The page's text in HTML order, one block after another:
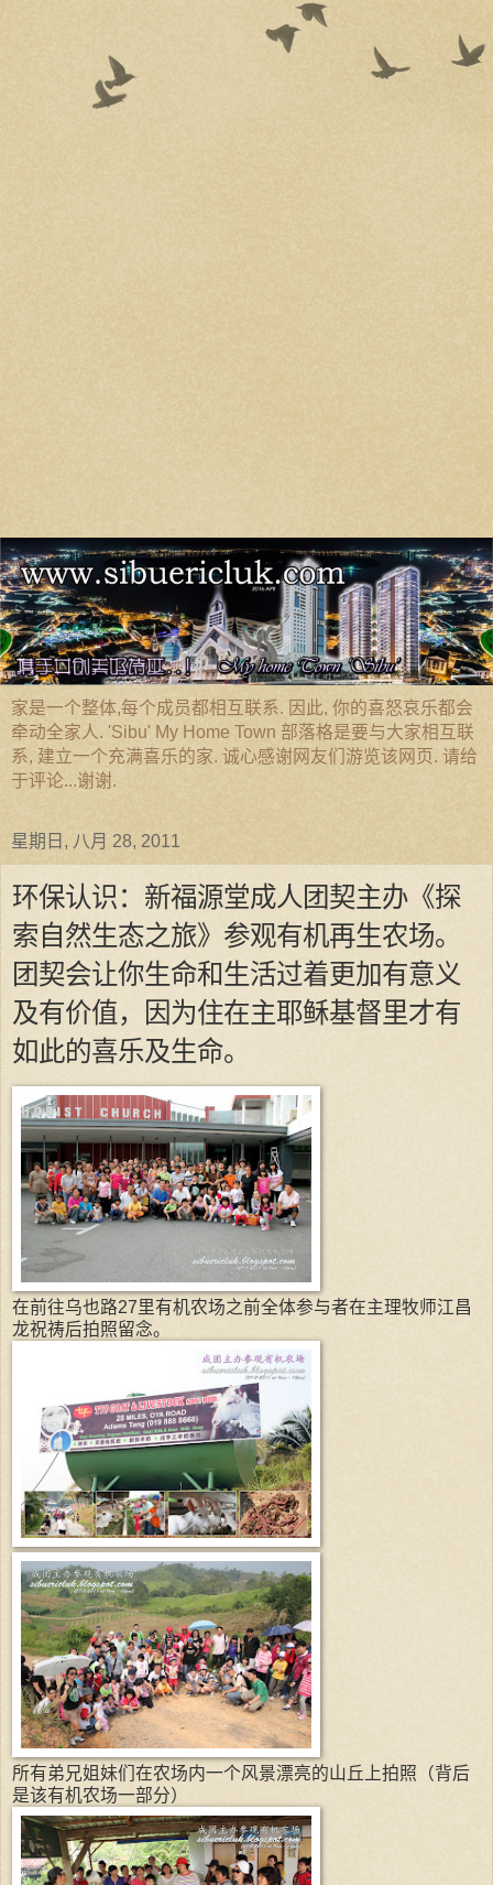
家是一个整体,每个成员都相互联系. 因此, 你的喜怒哀乐都会
牵动全家人. 'Sibu' My Home Town 部落格是要与大家相互联
系, 建立一个充满喜乐的家. 诚心感谢网友们游览该网页. 请给
于评论...谢谢.
星期日, 八月 28, 2011
环保认识：新福源堂成人团契主办《探
索自然生态之旅》参观有机再生农场。
团契会让你生命和生活过着更加有意义
及有价值，因为住在主耶稣基督里才有
如此的喜乐及生命。
在前往乌也路27里有机农场之前全体参与者在主理牧师江昌
龙祝祷后拍照留念。
所有弟兄姐妹们在农场内一个风景漂亮的山丘上拍照（背后
是该有机农场一部分）